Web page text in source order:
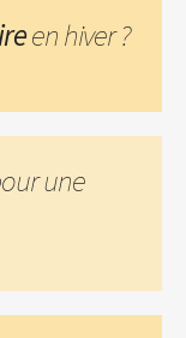
en hiver ?
une